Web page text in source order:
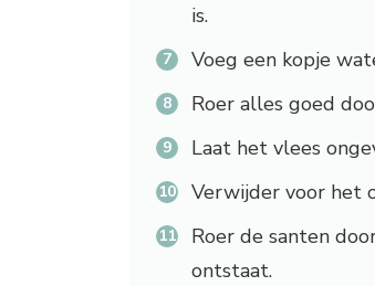
is.
Voeg een kopje
Roer alles goed
Laat het vlees
Verwijder voor het
Roer de santen
ontstaat.